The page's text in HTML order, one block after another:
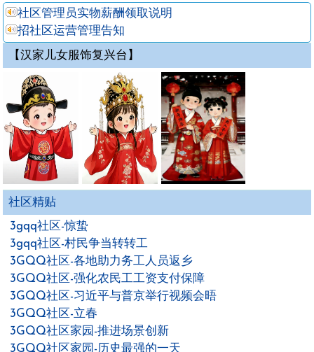
社区管理员实物薪酬领取说明
招社区运营管理告知
【汉家儿女服饰复兴台】
社区精贴
3gqq社区-惊蛰
3gqq社区-村民争当转转工
3GQQ社区-各地助力务工人员返乡
3GQQ社区-强化农民工工资支付保障
3GQQ社区-习近平与普京举行视频会晤
3GQQ社区-立春
3GQQ社区家园-推进场景创新
3GQQ社区家园-历史最强的一天